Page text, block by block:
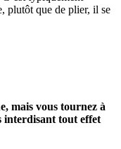
plutôt que de plier, il se
mais vous tournez à
interdisant tout effet